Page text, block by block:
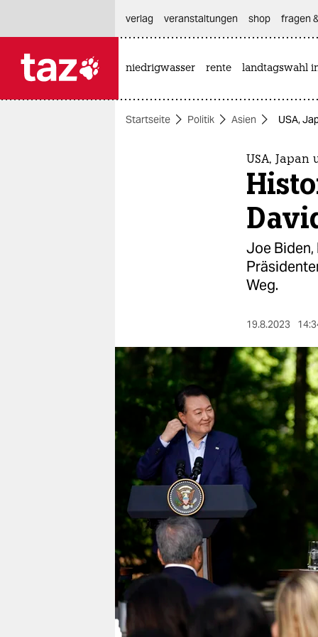
themen
nord
wahrheit
verlag
verlag
veranstaltungen
shop
fragen & hilfe
unterstützen
abo
genossenschaft
verlag
veranstaltungen shop fragen
niedrigwasser rente landtagswahl
Startseite Politik Asien USA,
USA, Japan
Joe Biden,
Weg.
19.8.2023